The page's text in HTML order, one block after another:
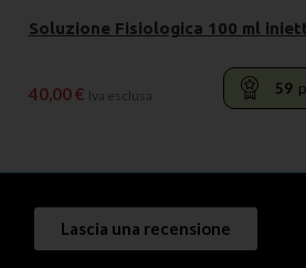
Soluzione Fisiologica 100 ml
40,00€ Iva esclusa 59
Lascia una recensione